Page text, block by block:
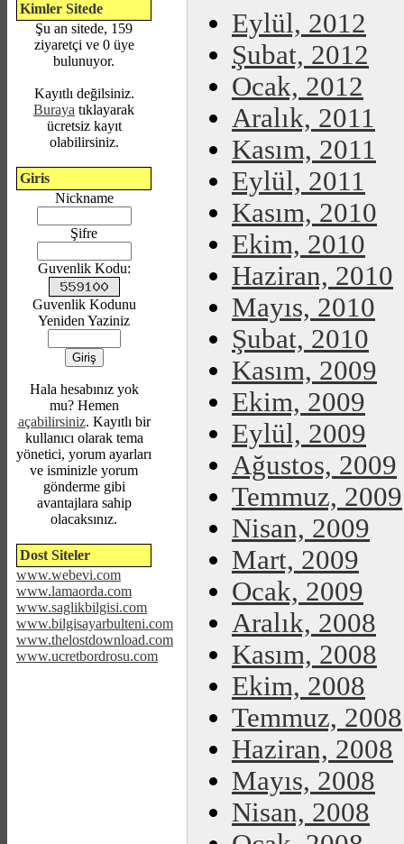
Kimler Sitede
Şu an sitede, 159
ziyaretçi ve 0 üye
bulunuyor.
Kayıtlı değilsiniz.
Buraya tıklayarak
ücretsiz kayıt
olabilirsiniz.
Giris
Nickname
Şifre
Guvenlik Kodu:
Guvenlik Kodunu
Yeniden Yaziniz
Hala hesabınız yok
mu? Hemen
açabilirsiniz. Kayıtlı bir
kullanıcı olarak tema
yönetici, yorum ayarları
ve isminizle yorum
gönderme gibi
avantajlara sahip
olacaksınız.
Dost Siteler
www.webevi.com
www.lamaorda.com
www.saglikbilgisi.com
www.bilgisayarbulteni.com
www.thelostdownload.com
www.ucretbordrosu.com
Eylül, 2012
Şubat, 2012
Ocak, 2012
Aralık, 2011
Kasım, 2011
Eylül, 2011
Kasım, 2010
Ekim, 2010
Haziran, 2010
Mayıs, 2010
Şubat, 2010
Kasım, 2009
Ekim, 2009
Eylül, 2009
Ağustos, 2009
Temmuz, 2009
Nisan, 2009
Mart, 2009
Ocak, 2009
Aralık, 2008
Kasım, 2008
Ekim, 2008
Temmuz, 2008
Haziran, 2008
Mayıs, 2008
Nisan, 2008